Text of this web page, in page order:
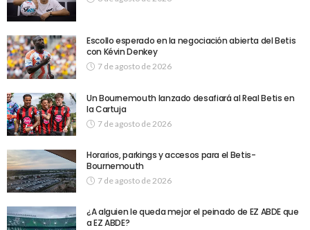
Escollo esperado en la negociación abierta del Betis
con Kévin Denkey
7 de agosto de 2026
Un Bournemouth lanzado desafiará al Real Betis en
la Cartuja
7 de agosto de 2026
Horarios, parkings y accesos para el Betis-
Bournemouth
7 de agosto de 2026
¿A alguien le queda mejor el peinado de EZ ABDE que
a EZ ABDE?